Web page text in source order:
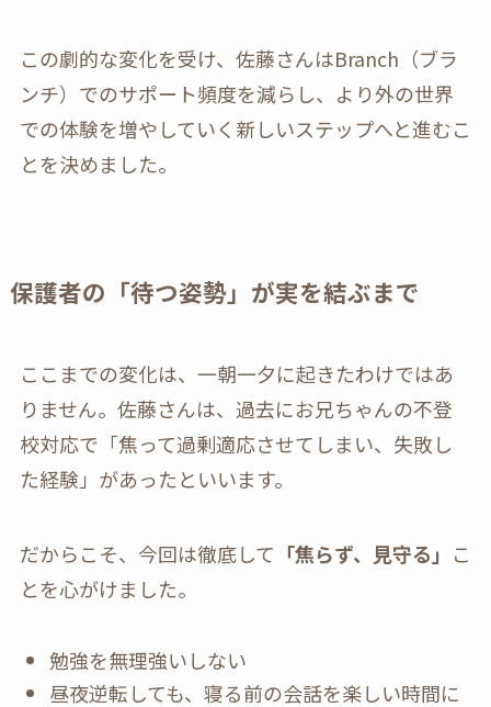
この劇的な変化を受け、佐藤さんはBranch（ブラ
ンチ）でのサポート頻度を減らし、より外の世界
での体験を増やしていく新しいステップへと進むこ
とを決めました。
保護者の「待つ姿勢」が実を結ぶまで
ここまでの変化は、一朝一夕に起きたわけではあ
りません。佐藤さんは、過去にお兄ちゃんの不登
校対応で「焦って過剰適応させてしまい、失敗し
た経験」があったといいます。
だからこそ、今回は徹底して 「焦らず、見守る」 こ
とを心がけました。
勉強を無理強いしない
昼夜逆転しても、寝る前の会話を楽しい時間に